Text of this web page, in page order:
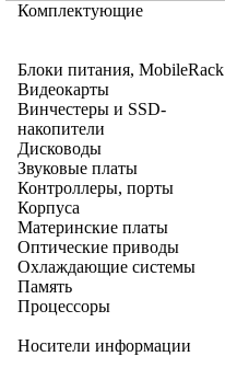
Комплектующие
Блоки питания, MobileRack
Видеокарты
Винчестеры и SSD-
накопители
Дисководы
Звуковые платы
Контроллеры, порты
Корпуса
Материнские платы
Оптические приводы
Охлаждающие системы
Память
Процессоры
Носители информации